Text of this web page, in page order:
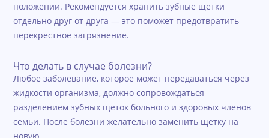
положении. Рекомендуется хранить зубные щетки
отдельно друг от друга — это поможет предотвратить
перекрестное загрязнение.
Что делать в случае болезни?
Любое заболевание, которое может передаваться через
жидкости организма, должно сопровождаться
разделением зубных щеток больного и здоровых членов
семьи. После болезни желательно заменить щетку на